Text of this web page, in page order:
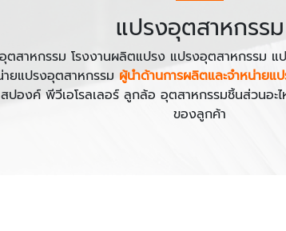
แปรงอุตสาหกรรม
ตสาหกรรม โรงงานผลิตแปรง แปรงอุตสาหกรรม
ยแปรงอุตสาหกรรม ผู้นำด้านการผลิตและจำหน่ายแ
องค์ พีวีเอโรลเลอร์ ลูกล้อ อุตสาหกรรมชิ้นส่วนอ
ของลูกค้า